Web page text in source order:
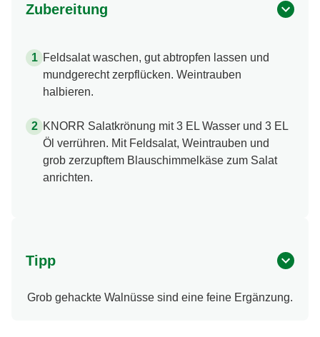
Zubereitung
Feldsalat waschen, gut abtropfen lassen und
mundgerecht zerpflücken. Weintrauben
halbieren.
KNORR Salatkrönung mit 3 EL Wasser und 3 EL
Öl verrühren. Mit Feldsalat, Weintrauben und
grob zerzupftem Blauschimmelkäse zum Salat
anrichten.
Tipp
Grob gehackte Walnüsse sind eine feine Ergänzung.